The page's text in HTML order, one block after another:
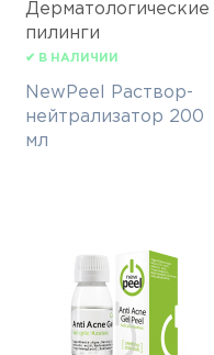
Дерматологические
пилинги
✔ В НАЛИЧИИ
NewPeel Раствор-
нейтрализатор 200
мл